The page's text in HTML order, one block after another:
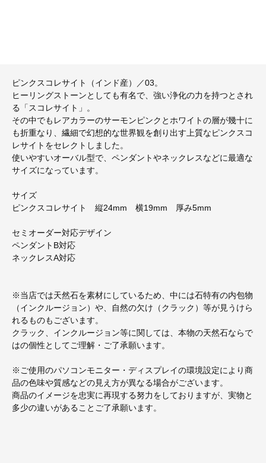
ピンクスコレサイト（インド産）／03。
ヒーリングストーンとしても有名で、強い浄化の力を持つとされ
る「スコレサイト」。
その中でもレアカラーのサーモンピンクとホワイトの層が幾十に
も折重なり、繊細で幻想的な世界観を創り出す上質なピンクスコ
レサイトをセレクトしました。
使いやすいオーバル型で、ペンダントやネックレスなどに最適な
サイズになっています。
サイズ
ピンクスコレサイト 縦24mm 横19mm 厚み5mm
セミオーダー対応デザイン
ペンダントB対応
ネックレスA対応
※当店では天然石を素材にしているため、中には石特有の内包物
（インクルージョン）や、自然の欠け（クラック）等が見うけら
れるものもございます。
クラック、インクルージョン等に関しては、本物の天然石ならで
はの個性としてご理解・ご了承願います。
※ご使用のパソコンモニター・ディスプレイの環境設定により商
品の色味や質感などの見え方が異なる場合がございます。
商品のイメージを忠実に再現する努力をしておりますが、実物と
多少の違いがあることご了承願います。